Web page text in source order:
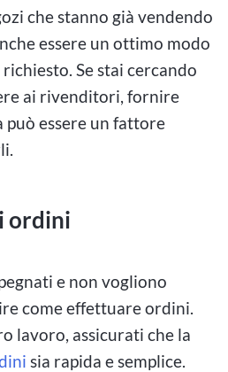
che stanno già vendendo
essere un ottimo modo
Se stai cercando
ai rivenditori, fornire
può essere un fattore
ordini
e non vogliono
come effettuare ordini.
lavoro, assicurati che la
sia rapida e semplice.